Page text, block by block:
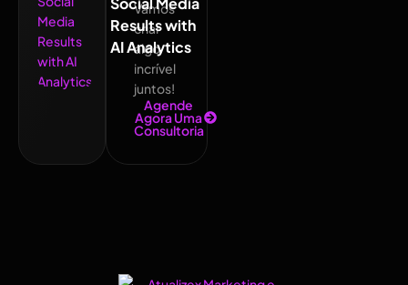
Results with
AI Analytics
Vamos
criar
algo
incrível
juntos!
Agende
Agora Uma
Consultoria